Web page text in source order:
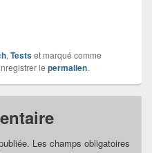
,Testset marqué comme
le permalien.
Les champs obligatoires